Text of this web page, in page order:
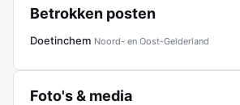
Betrokken posten
Doetinchem Noord- en Oost-Gelderland
Foto's & media